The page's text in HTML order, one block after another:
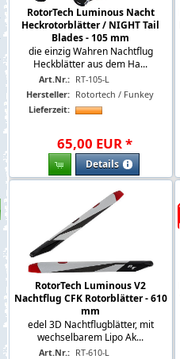
RotorTech Luminous Nacht
Heckrotorblätter / NIGHT Tail
Blades - 105 mm
die einzig Wahren Nachtflug
Heckblätter aus dem Ha...
Art.Nr.: RT-105-L
Hersteller: Rotortech / Funkey
Lieferzeit:
65,00 EUR*
Details
RotorTech Luminous V2
Nachtflug CFK Rotorblätter - 610
mm
edel 3D Nachtflugblätter, mit
wechselbarem Lipo Ak...
Art.Nr.: RT-610-L